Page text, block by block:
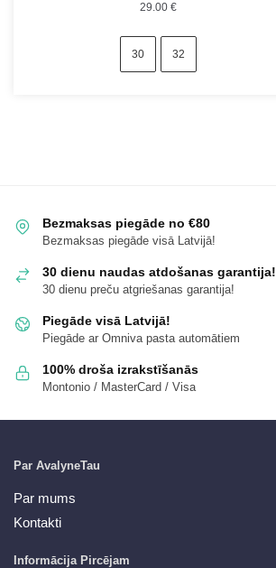
29.00 €
30 32
Bezmaksas piegāde no €80
Bezmaksas piegāde visā Latvijā!
30 dienu naudas atdošanas garantija!
30 dienu preču atgriešanas garantija!
Piegāde visā Latvijā!
Piegāde ar Omniva pasta automātiem
100% droša izrakstīšanās
Montonio / MasterCard / Visa
Par AvalyneTau
Par mums
Kontakti
Informācija Pircējam